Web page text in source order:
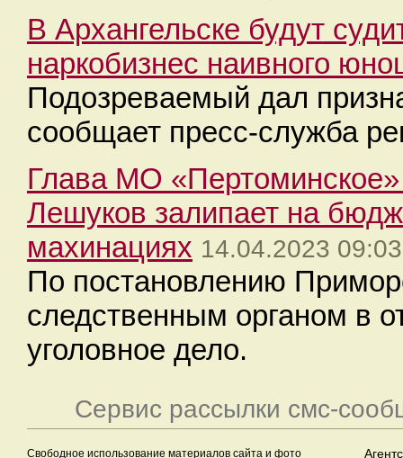
В Архангельске будут
наркобизнес наивного
Подозреваемый дал
сообщает пресс-служба
Глава МО «Пертоминское»
Лешуков залипает на
махинациях 14.04.2023 09:03
По постановлению
следственным органом в
уголовное дело.
Сервис рассылки смс-
Свободное использование материалов сайта и фото